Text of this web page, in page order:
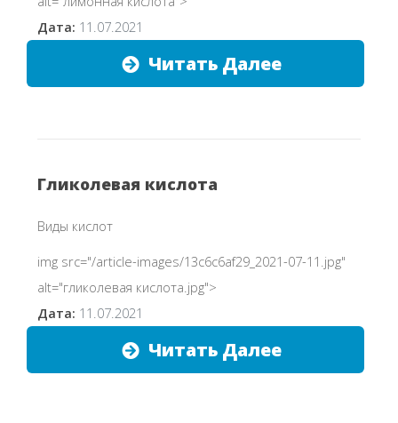
Дата: 11.07.2021
Читать Далее
Гликолевая кислота
Виды кислот
img src="/article-images/13c6c6af29_2021-07-11.jpg"
alt="гликолевая кислота.jpg">
Дата: 11.07.2021
Читать Далее